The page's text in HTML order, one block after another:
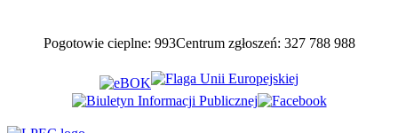
Pogotowie cieplne: 993Centrum zgłoszeń: 327 788 988